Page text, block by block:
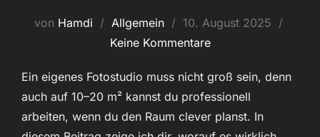
von Hamdi Allgemein
Veröffentlicht
am
10. August 2025
Keine Kommentare
Ein eigenes Fotostudio muss nicht groß sein, denn
auch auf 10–20 m² kannst du professionell
arbeiten, wenn du den Raum clever planst. In